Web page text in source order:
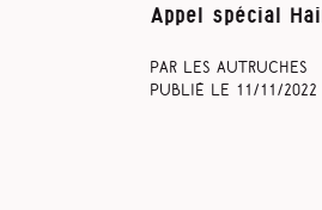
Appel spécial
Par Les Autruches
Publié le
11/11/2022